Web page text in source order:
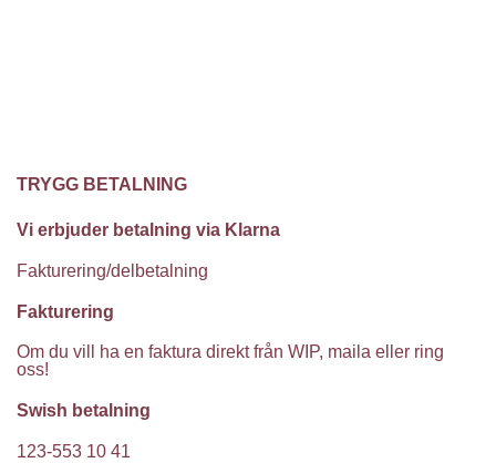
TRYGG BETALNING
Vi erbjuder betalning via Klarna
Fakturering/delbetalning
Fakturering
Om du vill ha en faktura direkt från WIP, maila eller ring
oss!
Swish betalning
123-553 10 41